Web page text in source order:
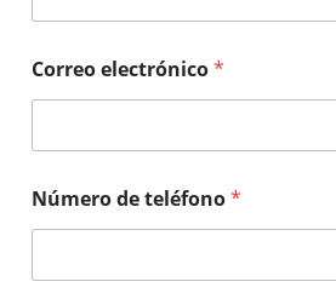
Correo electrónico*
Número de teléfono*